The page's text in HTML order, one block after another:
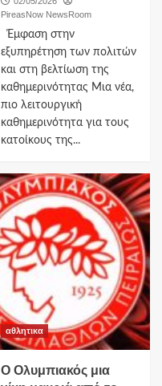
PireasNow NewsRoom
Έμφαση στην
εξυπηρέτηση των πολιτών
και στη βελτίωση της
καθημερινότητας Μια νέα,
πιο λειτουργική
καθημερινότητα για τους
κατοίκους της...
αθλητικα
O Oλυμπιακός μια